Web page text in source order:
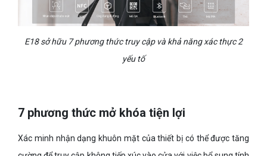
E18 sở hữu 7 phương thức truy cập và khả năng xác thực 2
yếu tố
7 phương thức mở khóa tiện lợi
Xác minh nhận dạng khuôn mặt của thiết bị có thể được tăng